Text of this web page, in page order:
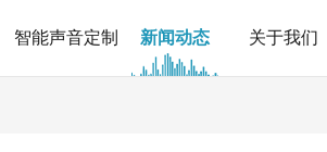
智能声音定制 新闻动态 关于我们